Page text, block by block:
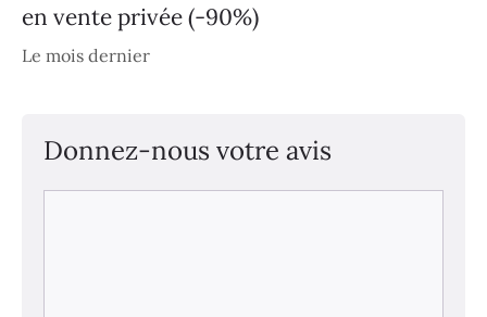
en vente privée (-90%)
Le mois dernier
Donnez-nous votre avis